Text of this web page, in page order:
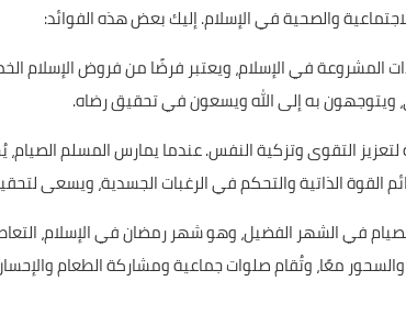
والصحية في الإسلام. إليك بعض هذه الفوائد:
المشروعة في الإسلام، ويعتبر فرضًا من فروض الإسلام
ويتوجهون به إلى الله ويسعون في تحقيق رضاه.
لتعزيز التقوى وتزكية النفس. عندما يمارس المسلم
القوة الذاتية والتحكم في الرغبات الجسدية، ويسعى
في الشهر الفضيل، وهو شهر رمضان في الإسلام،
معًا، وتُقام صلوات جماعية ومشاركة الطعام